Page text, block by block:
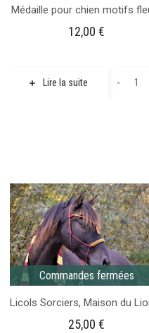
Médaille pour chien motifs
12,00€
Lire la suite -
Commandes fermées
25,00€